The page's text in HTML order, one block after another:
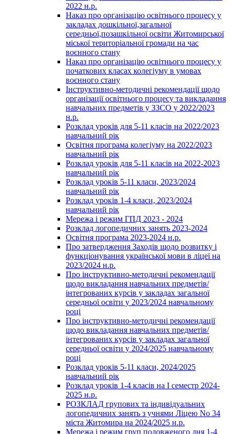
2022 н.р.
Наказ про організацію освітнього процесу у
закладах дошкільної,загальної
середньої,позашкільної освіти Житомирської
міської територіальної громади на час
воєнного стану
Наказ про організацію освітнього процесу у
початкових класах колегіуму в умовах
воєнного стану
Інструктивно-методичні рекомендації щодо
організації освітнього процесу та викладання
навчальних предметів у ЗЗСО у 2022/2023
н.р.
Розклад уроків для 5-11 класів на 2022/2023
навчальний рік
Освітня програма колегіуму на 2022/2023
навчальний рік
Розклад уроків для 5-11 класів на 2022-2023
навчальний рік
Розклад уроків 5-11 класи, 2023/2024
навчальний рік
Розклад уроків 1-4 класи, 2023/2024
навчальний рік
Мережа і режим ГПД 2023 - 2024
Розклад логопедичних занять 2023-2024
Освітня програма 2023-2024 н.р.
Про затвердження Заходів щодо розвитку і
функціонування української мови в ліцеї на
2023/2024 н.р.
Про інструктивно-методичні рекомендації
щодо викладання навчальних предметів/
інтегрованих курсів у закладах загальної
середньої освіти у 2023/2024 навчальному
році
Про інструктивно-методичні рекомендації
щодо викладання навчальних предметів/
інтегрованих курсів у закладах загальної
середньої освіти у 2024/2025 навчальному
році
Розклад уроків 5-11 класи, 2024/2025
навчальний рік
Розклад уроків 1-4 класів на І семестр 2024-
2025 н.р.
РОЗКЛАД групових та індивідуальних
логопедичних занять з учнями Ліцею No 34
міста Житомира на 2024/2025 н.р.
Мережа і режим груп подовженого дня 1-4